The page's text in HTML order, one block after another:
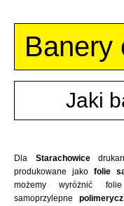
Banery
Jaki
Dla Starachowice
produkowane jako folie
możemy wyróżnić
samoprzylepne